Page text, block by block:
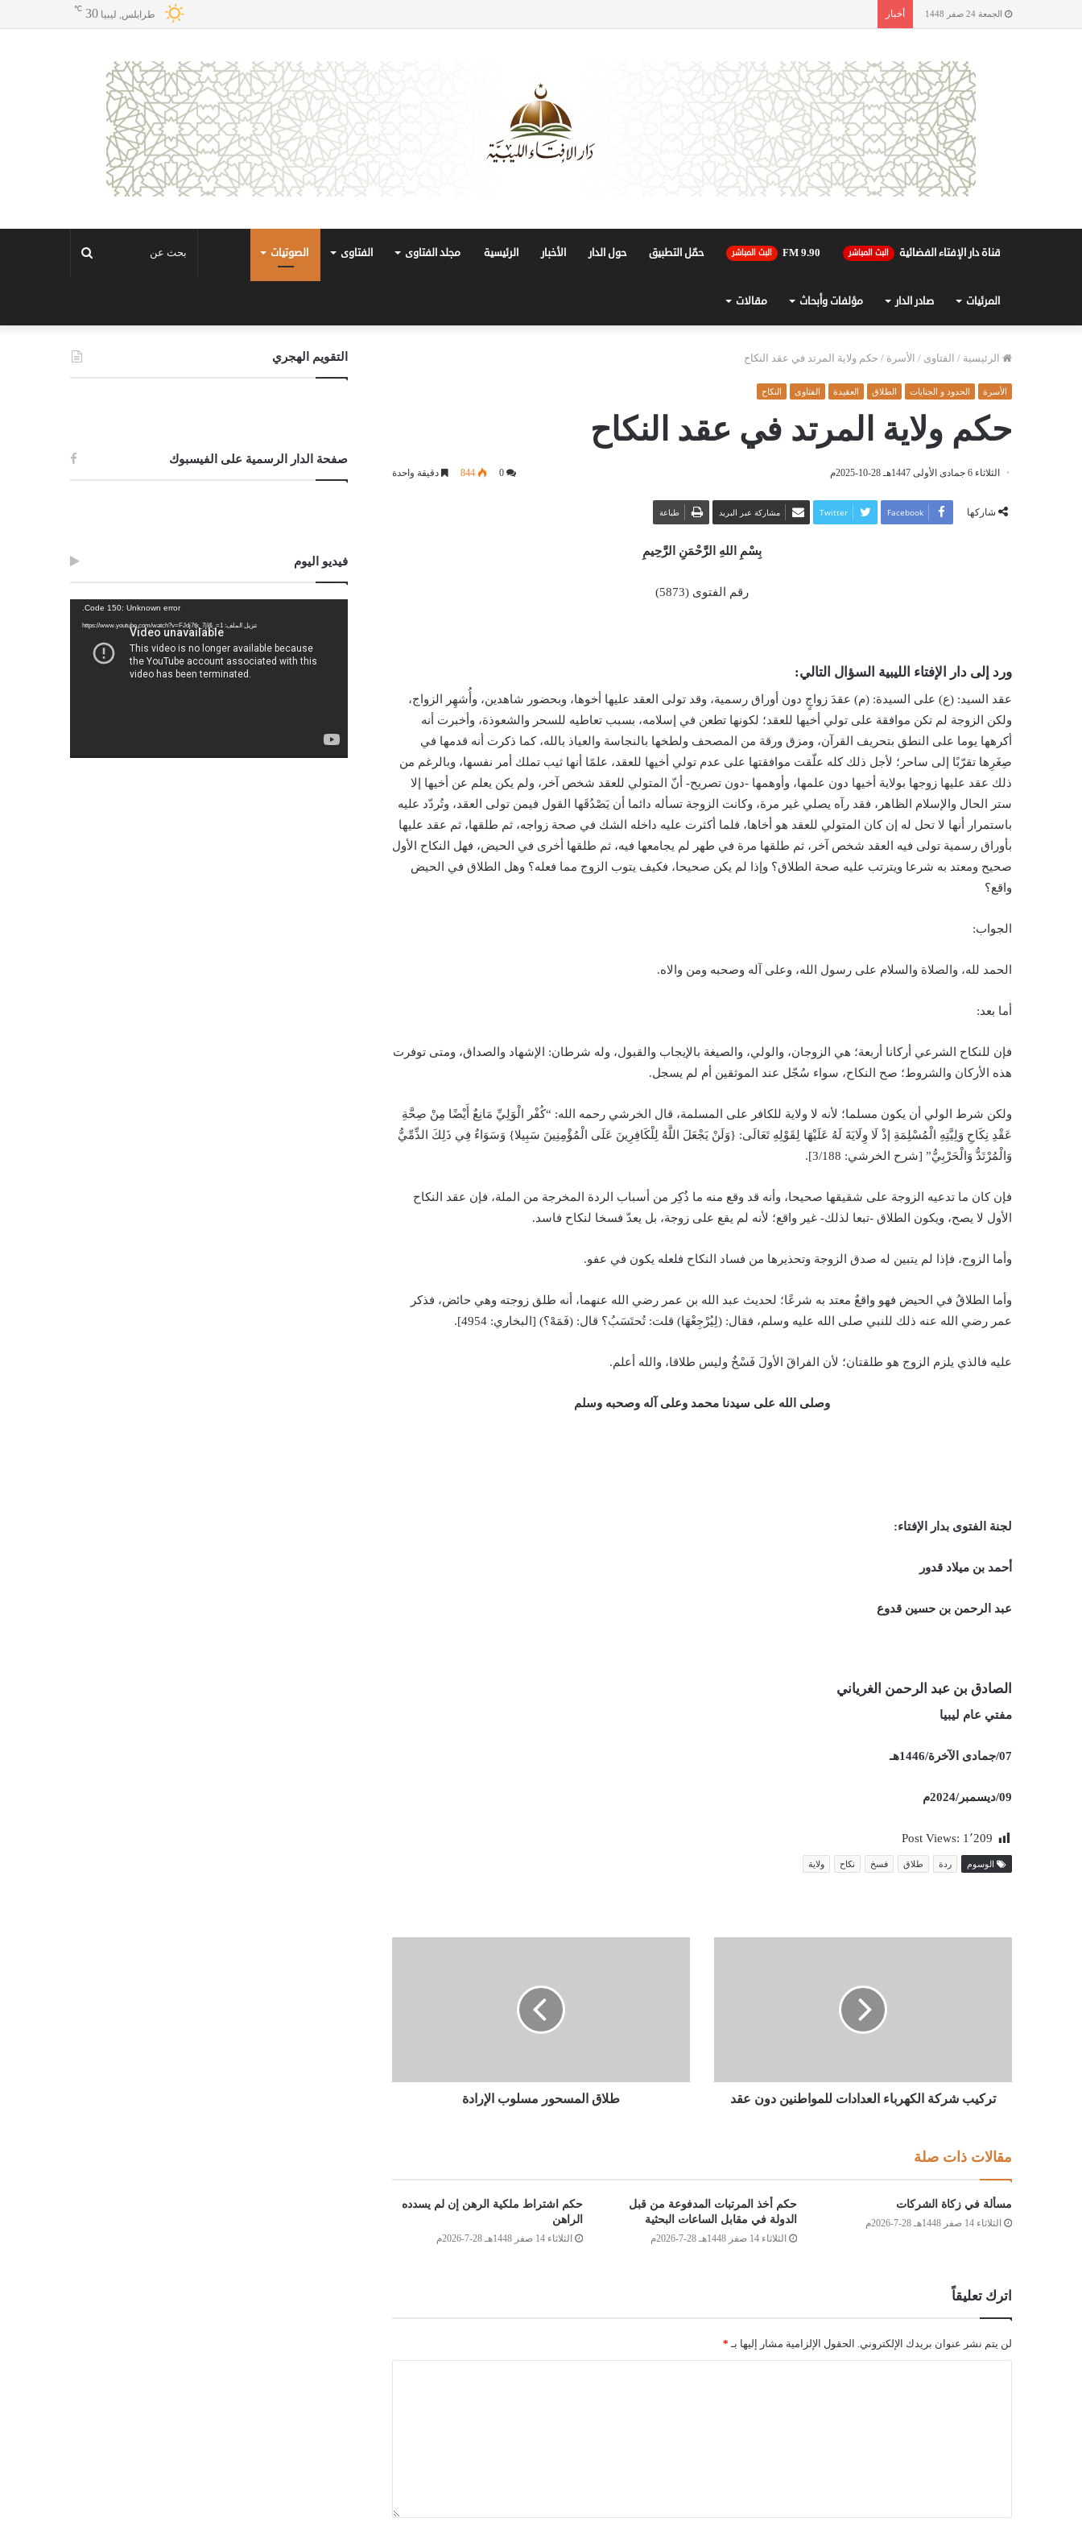
الجمعة 24 صفر 1448 أخبار طرابلس, ليبيا 30
℃
قناة دار الإفتاء الفضائية البث المباشر 90.FM 9 البث المباشر حمّل التطبيق حول الدار الأخبار الرئيسية مجلد الفتاوى الفتاوى الصوتيات
المرئيات صادر الدار مؤلفات وأبحاث مقالات
الرئيسية / الفتاوى / الأسرة / حكم ولاية المرتد في عقد النكاح
الأسرة الحدود و الجنايات الطلاق العقيدة الفتاوى النكاح
حكم ولاية المرتد في عقد النكاح
الثلاثاء 6 جمادى الأولى 1447هـ 28-10-2025م 0
844 دقيقة واحدة
شاركها Facebook
Twitter مشاركة عبر البريد طباعة
بِسْمِ اللهِ الرَّحْمَنِ الرَّحِيمِ
رقم الفتوى (5873)
ورد إلى دار الإفتاء الليبية السؤال التالي:
عقد السيد: (ع) على السيدة: (م) عقدَ زواجٍ دون أوراق رسمية، وقد تولى العقد عليها أخوها، وبحضور شاهدين، وأُشهِر الزواج،
ولكن الزوجة لم تكن موافقة على تولي أخيها للعقد؛ لكونها تطعن في إسلامه، بسبب تعاطيه للسحر والشعوذة، وأخبرت أنه
أكرهها يوما على النطق بتحريف القرآن، ومزق ورقة من المصحف ولطخها بالنجاسة والعياذ بالله، كما ذكرت أنه قدمها في
صِغَرِها تقرّبًا إلى ساحر؛ لأجل ذلك كله علّقت موافقتها على عدم تولي أخيها للعقد، علمًا أنها ثيب تملك أمر نفسها، وبالرغم من
ذلك عقد عليها زوجها بولاية أخيها دون علمها، وأوهمها -دون تصريح- أنّ المتولي للعقد شخص آخر، ولم يكن يعلم عن أخيها إلا
ستر الحال والإسلام الظاهر، فقد رآه يصلي غير مرة، وكانت الزوجة تسأله دائما أن يَصْدُقَها القول فيمن تولى العقد، وتُردّد عليه
باستمرار أنها لا تحل له إن كان المتولي للعقد هو أخاها، فلما أكثرت عليه داخله الشك في صحة زواجه، ثم طلقها، ثم عقد عليها
بأوراق رسمية تولى فيه العقد شخص آخر، ثم طلقها مرة في طهر لم يجامعها فيه، ثم طلقها أخرى في الحيض، فهل النكاح الأول
صحيح ومعتد به شرعا ويترتب عليه صحة الطلاق؟ وإذا لم يكن صحيحا، فكيف يتوب الزوج مما فعله؟ وهل الطلاق في الحيض
واقع؟
الجواب:
الحمد لله، والصلاة والسلام على رسول الله، وعلى آله وصحبه ومن والاه.
أما بعد:
فإن للنكاح الشرعي أركانا أربعة؛ هي الزوجان، والولي، والصيغة بالإيجاب والقبول، وله شرطان: الإشهاد والصداق، ومتى توفرت
هذه الأركان والشروط؛ صح النكاح، سواء سُجّل عند الموثقين أم لم يسجل.
ولكن شرط الولي أن يكون مسلما؛ لأنه لا ولاية للكافر على المسلمة، قال الخرشي رحمه الله: “كُفْر الْوَلِيِّ مَانِعٌ أَيْضًا مِنْ صِحَّةِ
عَقْدِ نِكَاحِ وَلِيَّتِهِ الْمُسْلِمَةِ إذْ لَا وِلَايَةَ لَهُ عَلَيْهَا لِقَوْلِهِ تَعَالَى: {وَلَنْ يَجْعَلَ اللَّهُ لِلْكَافِرِينَ عَلَى الْمُؤْمِنِينَ سَبِيلا} وَسَوَاءٌ فِي ذَلِكَ الذِّمِّيُّ
وَالْمُرْتَدُّ وَالْحَرْبِيُّ” [شرح الخرشي: 3/188].
فإن كان ما تدعيه الزوجة على شقيقها صحيحا، وأنه قد وقع منه ما ذُكِر من أسباب الردة المخرجة من الملة، فإن عقد النكاح
الأول لا يصح، ويكون الطلاق -تبعا لذلك- غير واقع؛ لأنه لم يقع على زوجة، بل يعدّ فسخا لنكاح فاسد.
وأما الزوج، فإذا لم يتبين له صدق الزوجة وتحذيرها من فساد النكاح فلعله يكون في عفو.
وأما الطلاقُ في الحيض فهو واقعٌ معتد به شرعًا؛ لحديث عبد الله بن عمر رضي الله عنهما، أنه طلق زوجته وهي حائض، فذكر
عمر رضي الله عنه ذلك للنبي صلى الله عليه وسلم، فقال: (لِيُرْجِعْهَا) قلت: تُحتَسَبُ؟ قال: (فَمَهْ؟) [البخاري: 4954].
عليه فالذي يلزم الزوج هو طلقتان؛ لأن الفراقَ الأولَ فَسْخٌ وليس طلاقا، والله أعلم.
وصلى الله على سيدنا محمد وعلى آله وصحبه وسلم
لجنة الفتوى بدار الإفتاء:
أحمد بن ميلاد قدور
عبد الرحمن بن حسين قدوع
الصادق بن عبد الرحمن الغرياني
مفتي عام ليبيا
07/جمادى الآخرة/1446هـ
09/ديسمبر/2024م
Post Views: 1٬209
الوسوم ردة طلاق فسخ نكاح ولاية
تركيب شركة الكهرباء العدادات للمواطنين دون عقد طلاق المسحور مسلوب الإرادة
مقالات ذات صلة
مسألة في زكاة الشركات
الثلاثاء 14 صفر 1448هـ 28-7-2026م
حكم أخذ المرتبات المدفوعة من قبل
الدولة في مقابل الساعات البحثية
الثلاثاء 14 صفر 1448هـ 28-7-2026م
حكم اشتراط ملكية الرهن إن لم يسدده
الراهن
الثلاثاء 14 صفر 1448هـ 28-7-2026م
اترك تعليقاً
لن يتم نشر عنوان بريدك الإلكتروني. الحقول الإلزامية مشار إليها بـ *
التقويم الهجري
صفحة الدار الرسمية على الفيسبوك
فيديو اليوم
Code 150: Unknown error.
تنزيل الملف: https://www.youtube.com/watch?v=FJdj7tk_7jI&_=1